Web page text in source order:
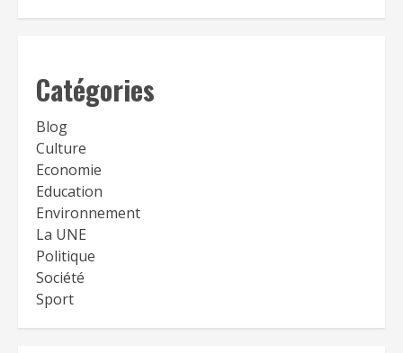
Catégories
Blog
Culture
Economie
Education
Environnement
La UNE
Politique
Société
Sport